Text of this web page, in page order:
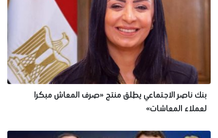
بنك ناصر الاجتماعي يطلق منتج «صرف المعاش مبكرا
لعملاء المعاشات»